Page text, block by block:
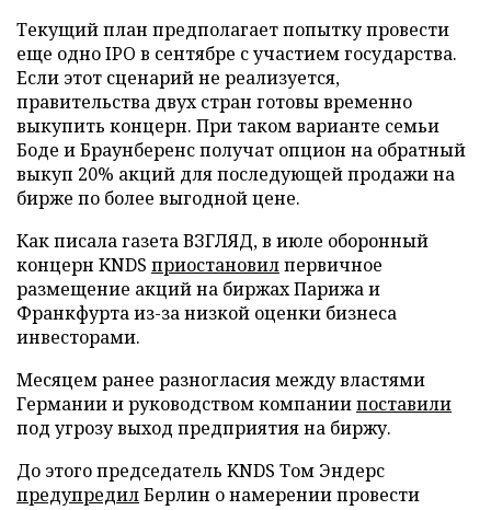
Текущий план предполагает попытку провести
еще одно IPO в сентябре с участием государства.
Если этот сценарий не реализуется,
правительства двух стран готовы временно
выкупить концерн. При таком варианте семьи
Боде и Браунберенс получат опцион на обратный
выкуп 20% акций для последующей продажи на
бирже по более выгодной цене.
Как писала газета ВЗГЛЯД, в июле оборонный
концерн KNDS приостановилпервичное
размещение акций на биржах Парижа и
Франкфурта из-за низкой оценки бизнеса
инвесторами.
Месяцем ранее разногласия между властями
Германии и руководством компаниипоставили
под угрозу выход предприятия на биржу.
До этого председатель KNDS Том Эндерс
предупредилБерлин о намерении провести